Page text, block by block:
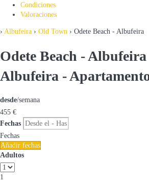
Condiciones
Valoraciones
› Albufeira › Old Town › Odete Beach - Albufeira
Odete Beach - Albufeira
Albufeira -
desde/semana
455 €
Fechas
Fechas
Añadir fechas
Adultos
1